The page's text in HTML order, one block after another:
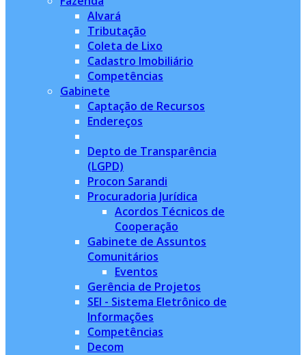
Alvará
Tributação
Coleta de Lixo
Cadastro Imobiliário
Competências
Gabinete
Captação de Recursos
Endereços
Depto de Transparência
(LGPD)
Procon Sarandi
Procuradoria Jurídica
Acordos Técnicos de
Cooperação
Gabinete de Assuntos
Comunitários
Eventos
Gerência de Projetos
SEI - Sistema Eletrônico de
Informações
Competências
Decom